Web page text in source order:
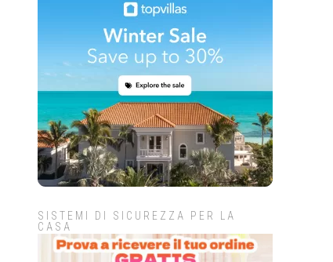
SISTEMI DI SICUREZZA PER LA
CASA